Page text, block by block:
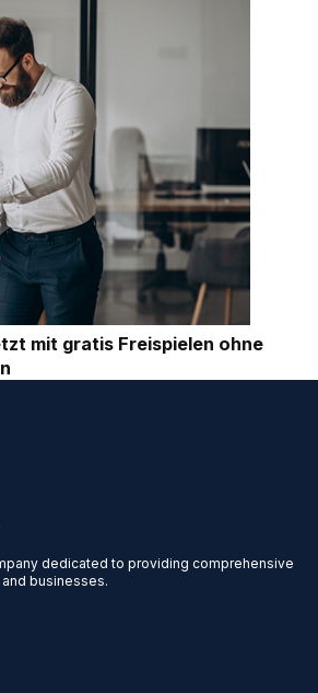
mit gratis Freispielen ohne
dedicated to providing comprehensive
businesses.